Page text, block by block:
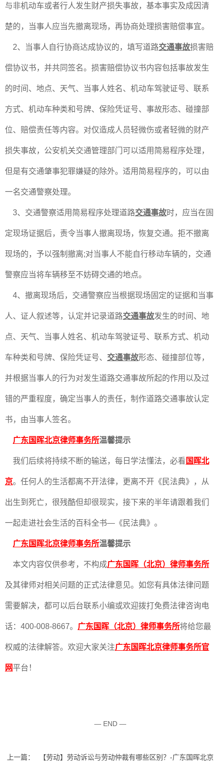
与非机动车或者行人发生财产损失事故，基本事实及成因清
楚的，当事人应当先撤离现场，再协商处理损害赔偿事宜。
2、当事人自行协商达成协议的，填写道路交通事故损害赔
偿协议书，并共同签名。损害赔偿协议书内容包括事故发生
的时间、地点、天气、当事人姓名、机动车驾驶证号、联系
方式、机动车种类和号牌、保险凭证号、事故形态、碰撞部
位、赔偿责任等内容。对仅造成人员轻微伤或者轻微的财产
损失事故，公安机关交通管理部门可以适用简易程序处理，
但是有交通肇事犯罪嫌疑的除外。适用简易程序的，可以由
一名交通警察处理。
3、交通警察适用简易程序处理道路交通事故时，应当在固
定现场证据后，责令当事人撤离现场，恢复交通。拒不撤离
现场的，予以强制撤离;对当事人不能自行移动车辆的，交通
警察应当将车辆移至不妨碍交通的地点。
4、撤离现场后，交通警察应当根据现场固定的证据和当事
人、证人叙述等，认定并记录道路交通事故发生的时间、地
点、天气、当事人姓名、机动车驾驶证号、联系方式、机动
车种类和号牌、保险凭证号、 交通事故形态、碰撞部位等，
并根据当事人的行为对发生道路交通事故所起的作用以及过
错的严重程度，确定当事人的责任，制作道路交通事故认定
书，由当事人签名。
广东国晖北京律师事务所温馨提示
我们后续将持续不断的输送，每日学法懂法，必看 国晖北
京。任何人的生活都离不开法律，更离不开《民法典》，从
出生到死亡，很残酷但却很现实，接下来的半年请跟着我们
一起走进社会生活的百科全书—《民法典》。
广东国晖北京律师事务所温馨提示
本文内容仅供参考，不构成广东国晖（北京）律师事务所
及其律师对相关问题的正式法律意见。如您有具体法律问题
需要解决，都可以后台联系小编或欢迎拨打免费法律咨询电
话：400-008-8667。 广东国晖（北京）律师事务所将给您最
权威的法律解答。欢迎大家关注广东国晖北京律师事务所官
网平台！
— END —
上一篇： 【劳动】劳动诉讼与劳动仲裁有哪些区别？-广东国晖北京